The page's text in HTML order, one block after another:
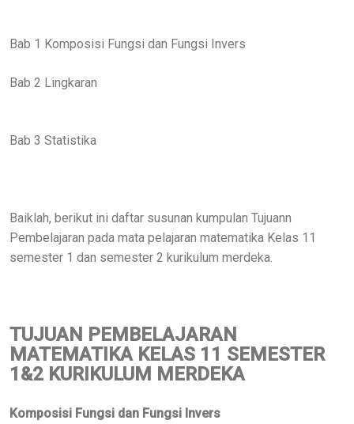
Bab 1 Komposisi Fungsi dan Fungsi Invers
Bab 2 Lingkaran
Bab 3 Statistika
Baiklah, berikut ini daftar susunan kumpulan Tujuann
Pembelajaran pada mata pelajaran matematika Kelas 11
semester 1 dan semester 2 kurikulum merdeka.
TUJUAN PEMBELAJARAN
MATEMATIKA KELAS 11 SEMESTER
1&2 KURIKULUM MERDEKA
Komposisi Fungsi dan Fungsi Invers